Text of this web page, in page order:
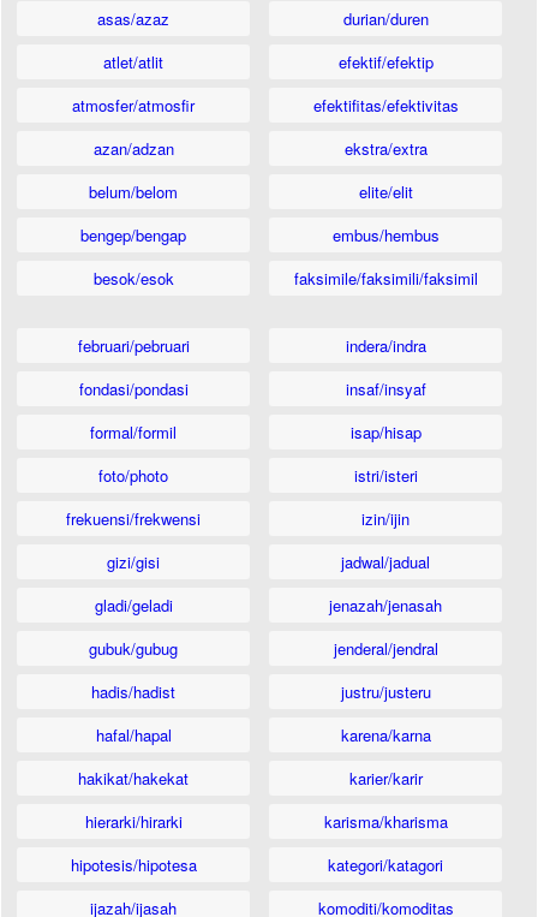
asas/azaz
atlet/atlit
atmosfer/atmosfir
azan/adzan
belum/belom
bengep/bengap
besok/esok
durian/duren
efektif/efektip
efektifitas/efektivitas
ekstra/extra
elite/elit
embus/hembus
faksimile/faksimili/faksimil
februari/pebruari
fondasi/pondasi
formal/formil
foto/photo
frekuensi/frekwensi
gizi/gisi
gladi/geladi
gubuk/gubug
hadis/hadist
hafal/hapal
hakikat/hakekat
hierarki/hirarki
hipotesis/hipotesa
ijazah/ijasah
indera/indra
insaf/insyaf
isap/hisap
istri/isteri
izin/ijin
jadwal/jadual
jenazah/jenasah
jenderal/jendral
justru/justeru
karena/karna
karier/karir
karisma/kharisma
kategori/katagori
komoditi/komoditas